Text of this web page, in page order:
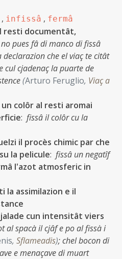
, infissâ , fermâ
resti documentât,
no pues fâ di manco di fissâ
che el viaç te citât
cul cjadenaç la puarte de
(Arturo Feruglio, Viaç a
colôr al resti aromai
: fissâ il colôr cu la
il procès chimic par che
la pelicule: fissâ un negatîf
l'azot atmosferic in
la assimilazion e il
cun intensitât viers
al spacà il cjâf e po al fissà i
, Sflameadis);chel bocon di
e menaçave di muart